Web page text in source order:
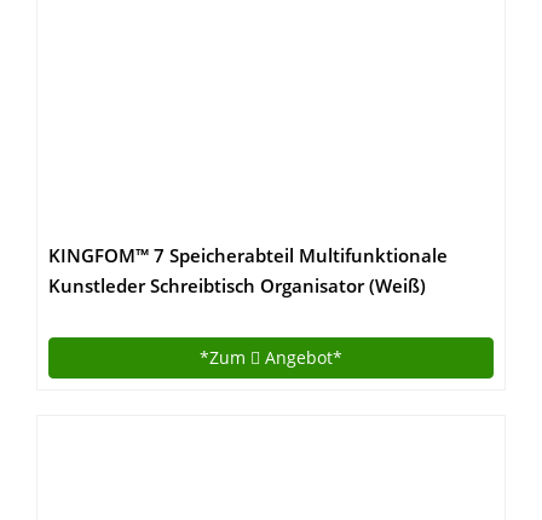
KINGFOM™ 7 Speicherabteil Multifunktionale
Kunstleder Schreibtisch Organisator (Weiß)
*Zum Angebot*